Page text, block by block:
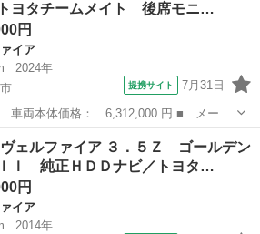
ヨタチームメイト 後席モニ…
円
イア
2024年
提携サイト 7月31日
ヴェルファイアハイブリッド ■ グレ
ヨタチームメイト 後席モニター ユニ
ヴェルファイア
ヴェルファイア ３．５Ｚ ゴールデン
Ｉ 純正ＨＤＤナビ／トヨタ…
円
イア
2014年